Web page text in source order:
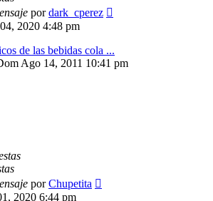
pordark_cperez
2020 4:48 pm
de las bebidas cola ...
Ago 14, 2011 10:41 pm
porChupetita
2020 6:44 pm